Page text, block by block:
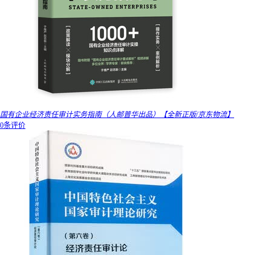
国有企业经济责任审计实务指南（人邮普华出品）【全新正版/京东物流】
0条评价